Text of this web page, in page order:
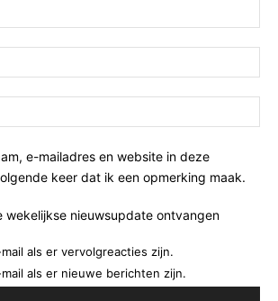
e-mailadres en website in deze
keer dat ik een opmerking maak.
wekelijkse nieuwsupdate ontvangen
als er vervolgreacties zijn.
als er nieuwe berichten zijn.